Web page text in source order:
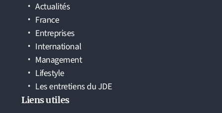
Actualités
France
Entreprises
International
Management
Lifestyle
Les entretiens du JDE
Liens utiles